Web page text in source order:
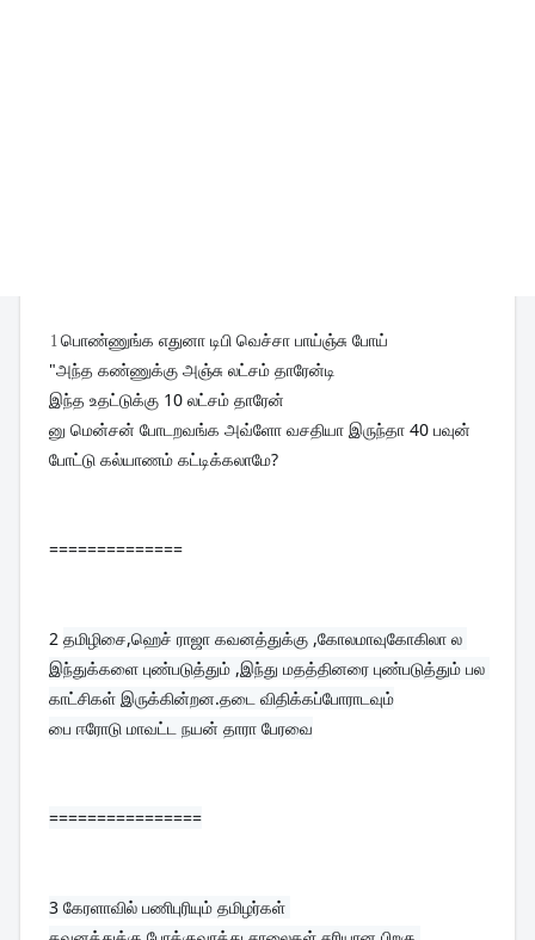
1பொண்ணுங்க எதுனா டிபி வெச்சா பாய்ஞ்சு போய்
"அந்த கண்ணுக்கு அஞ்சு லட்சம் தாரேன்டி
இந்த உதட்டுக்கு 10 லட்சம் தாரேன்
னு மென்சன் போடறவங்க அவ்ளோ வசதியா இருந்தா 40 பவுன்
போட்டு கல்யாணம் கட்டிக்கலாமே?
==============
2 தமிழிசை,ஹெச் ராஜா கவனத்துக்கு ,கோலமாவுகோகிலா ல
இந்துக்களை புண்படுத்தும் ,இந்து மதத்தினரை புண்படுத்தும் பல
காட்சிகள் இருக்கின்றன.தடை விதிக்கப்போராடவும்
பை ஈரோடு மாவட்ட நயன் தாரா பேரவை
================
3 கேரளாவில் பணிபுரியும் தமிழர்கள்